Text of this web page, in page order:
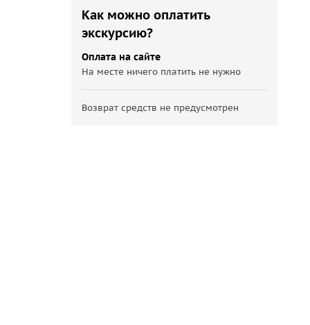
Как можно оплатить
экскурсию?
Оплата на сайте
На месте ничего платить не нужно
Возврат средств не предусмотрен